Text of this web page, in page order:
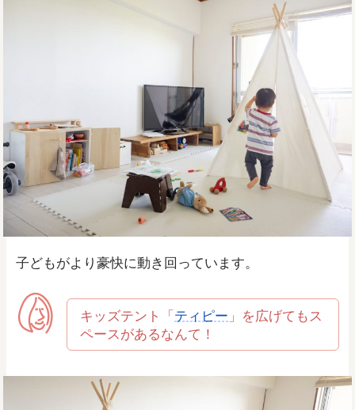
子どもがより豪快に動き回っています。
キッズテント「ティピー 」を広げてもス
ペースがあるなんて！